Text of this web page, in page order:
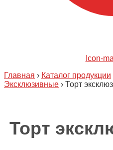
Icon-
Главная › Каталог продукции
Эксклюзивные › Торт
Торт